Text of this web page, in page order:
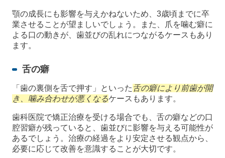
顎の成長にも影響を与えかねないため、3歳頃までに卒
業させることが望ましいでしょう。また、爪を噛む癖に
よる口の動きが、歯並びの乱れにつながるケースもあり
ます。
舌の癖
「歯の裏側を舌で押す」といった 舌の癖により前歯が開
き、噛み合わせが悪くなるケースもあります。
歯科医院で矯正治療を受ける場合でも、舌の癖などの口
腔習癖が残っていると、歯並びに影響を与える可能性が
あるでしょう。治療の経過をより安定させる観点から、
必要に応じて改善を意識することが大切です。